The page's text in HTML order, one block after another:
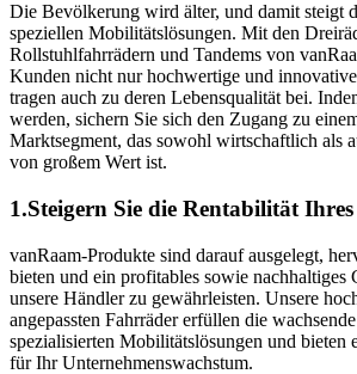
Die Bevölkerung wird älter, und damit steigt
speziellen Mobilitätslösungen. Mit den
Rollstuhlfahrrädern und Tandems von
Kunden nicht nur hochwertige und
tragen auch zu deren Lebensqualität bei.
werden, sichern Sie sich den Zugang zu
Marktsegment, das sowohl wirtschaftlich als
von großem Wert ist.
1.Steigern Sie die Rentabilität
vanRaam-Produkte sind darauf ausgelegt,
bieten und ein profitables sowie nachhaltiges
unsere Händler zu gewährleisten. Unsere
angepassten Fahrräder erfüllen die
spezialisierten Mobilitätslösungen und bieten
für Ihr Unternehmenswachstum.